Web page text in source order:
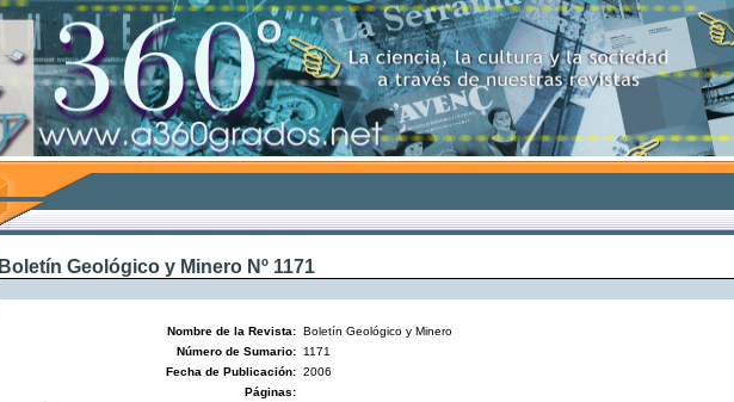
Boletín Geológico y Minero Nº 1171
Nombre de la Revista: Boletín Geológico y Minero
Número de Sumario:
1171
Fecha de Publicación: 2006
Páginas: